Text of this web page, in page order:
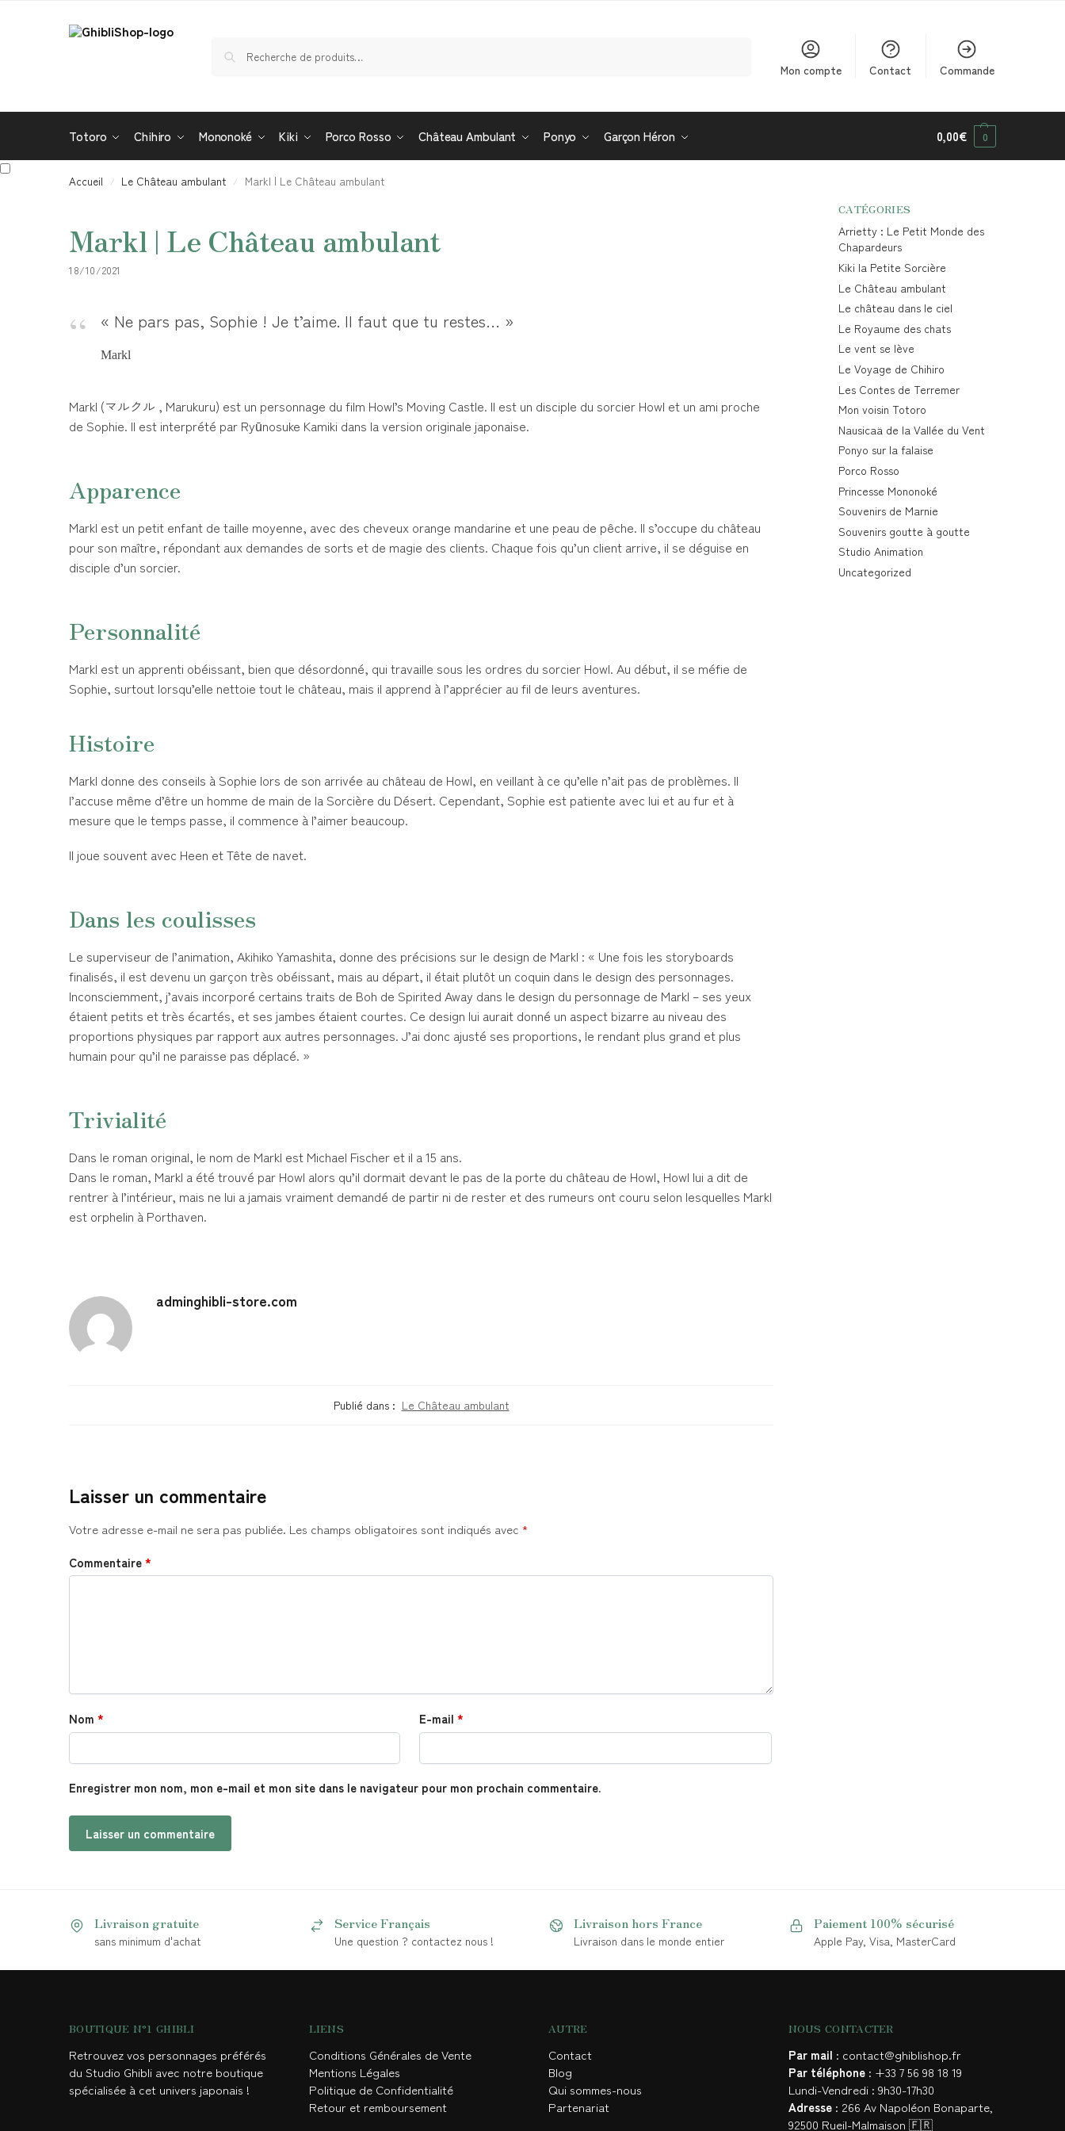
Mon compte Contact Commande
Totoro Chihiro Mononoké Kiki Porco Rosso Château Ambulant Ponyo Garçon Héron 0,00€ 0
Accueil / Le Château ambulant / Markl | Le Château ambulant
Markl | Le Château ambulant
18/10/2021
« Ne pars pas, Sophie ! Je t’aime. Il faut que tu restes… »
Markl
Markl (マルクル , Marukuru) est un personnage du film Howl’s Moving Castle. Il est un disciple du sorcier Howl et un ami proche
de Sophie. Il est interprété par Ryūnosuke Kamiki dans la version originale japonaise.
Apparence
Markl est un petit enfant de taille moyenne, avec des cheveux orange mandarine et une peau de pêche. Il s’occupe du château
pour son maître, répondant aux demandes de sorts et de magie des clients. Chaque fois qu’un client arrive, il se déguise en
disciple d’un sorcier.
Personnalité
Markl est un apprenti obéissant, bien que désordonné, qui travaille sous les ordres du sorcier Howl. Au début, il se méfie de
Sophie, surtout lorsqu’elle nettoie tout le château, mais il apprend à l’apprécier au fil de leurs aventures.
Histoire
Markl donne des conseils à Sophie lors de son arrivée au château de Howl, en veillant à ce qu’elle n’ait pas de problèmes. Il
l’accuse même d’être un homme de main de la Sorcière du Désert. Cependant, Sophie est patiente avec lui et au fur et à
mesure que le temps passe, il commence à l’aimer beaucoup.
Il joue souvent avec Heen et Tête de navet.
Dans les coulisses
Le superviseur de l’animation, Akihiko Yamashita, donne des précisions sur le design de Markl : « Une fois les storyboards
finalisés, il est devenu un garçon très obéissant, mais au départ, il était plutôt un coquin dans le design des personnages.
Inconsciemment, j’avais incorporé certains traits de Boh de Spirited Away dans le design du personnage de Markl – ses yeux
étaient petits et très écartés, et ses jambes étaient courtes. Ce design lui aurait donné un aspect bizarre au niveau des
proportions physiques par rapport aux autres personnages. J’ai donc ajusté ses proportions, le rendant plus grand et plus
humain pour qu’il ne paraisse pas déplacé. »
Trivialité
Dans le roman original, le nom de Markl est Michael Fischer et il a 15 ans.
Dans le roman, Markl a été trouvé par Howl alors qu’il dormait devant le pas de la porte du château de Howl, Howl lui a dit de
rentrer à l’intérieur, mais ne lui a jamais vraiment demandé de partir ni de rester et des rumeurs ont couru selon lesquelles Markl
est orphelin à Porthaven.
adminghibli-store.com
Publié dans : Le Château ambulant
Laisser un commentaire
Votre adresse e-mail ne sera pas publiée. Les champs obligatoires sont indiqués avec *
Commentaire*
Nom * E-mail *
Enregistrer mon nom, mon e-mail et mon site dans le navigateur pour mon prochain commentaire.
CATÉGORIES
Arrietty : Le Petit Monde des
Chapardeurs
Kiki la Petite Sorcière
Le Château ambulant
Le château dans le ciel
Le Royaume des chats
Le vent se lève
Le Voyage de Chihiro
Les Contes de Terremer
Mon voisin Totoro
Nausicaä de la Vallée du Vent
Ponyo sur la falaise
Porco Rosso
Princesse Mononoké
Souvenirs de Marnie
Souvenirs goutte à goutte
Studio Animation
Uncategorized
Livraison gratuite
sans minimum d'achat
Service Français
Une question ? contactez nous !
Livraison hors France
Livraison dans le monde entier
Paiement 100% sécurisé
Apple Pay, Visa, MasterCard
BOUTIQUE N°1 GHIBLI
Retrouvez vos personnages préférés
du Studio Ghibli avec notre boutique
spécialisée à cet univers japonais !
LIENS
Conditions Générales de Vente
Mentions Légales
Politique de Confidentialité
Retour et remboursement
AUTRE
Contact
Blog
Qui sommes-nous
Partenariat
NOUS CONTACTER
Par mail : contact@ghiblishop.fr
Par téléphone: +33 7 56 98 18 19
Lundi-Vendredi : 9h30-17h30
Adresse: 266 Av Napoléon Bonaparte,
92500 Rueil-Malmaison 🇫🇷